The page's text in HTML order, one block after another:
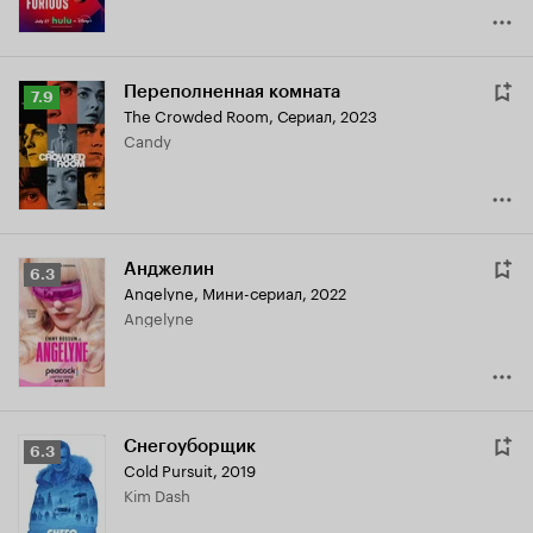
Рейтинг
Кинопоиска
7.9
7.9 Переполненная комната
The Crowded Room, Сериал, 2023
Candy
Рейтинг
Кинопоиска
6.3
6.3 Анджелин
Angelyne, Мини-сериал, 2022
Angelyne
Рейтинг
Кинопоиска
6.3
6.3 Снегоуборщик
Cold Pursuit, 2019
Kim Dash